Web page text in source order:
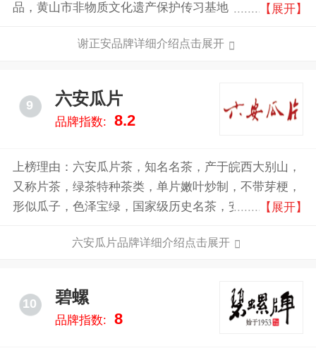
品，黄山市非物质文化遗产保护传习基地，上海市茶叶
的高新技术企业。
【展开】
谢正安品牌详细介绍点击展开
9 六安瓜片
品牌指数: 8.2
上榜理由：六安瓜片茶，知名名茶，产于皖西大别山，
又称片茶，绿茶特种茶类，单片嫩叶炒制，不带芽梗，
形似瓜子，色泽宝绿，国家级历史名茶，安徽省六安瓜
【展开】
六安瓜片品牌详细介绍点击展开
10 碧螺
品牌指数: 8